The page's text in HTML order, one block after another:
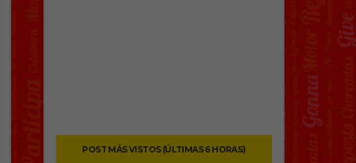
POST MÁS VISTOS (ÚLTIMAS 6 HORAS)